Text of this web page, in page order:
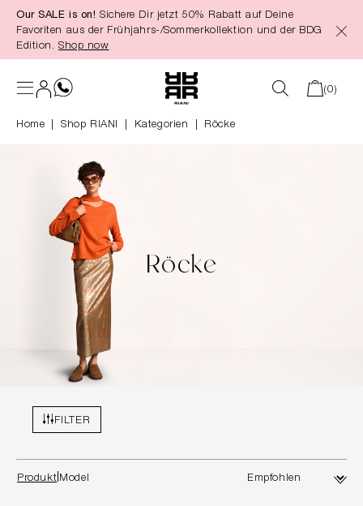
springen
Our SALE is on! Sichere Dir jetzt 50% Rabatt auf Deine
Favoriten aus der Frühjahrs-/Sommerkollektion und der BDG
Edition. Shop now
(0)
Home Shop RIANI Kategorien Röcke
Röcke
FILTER
Produkt Model